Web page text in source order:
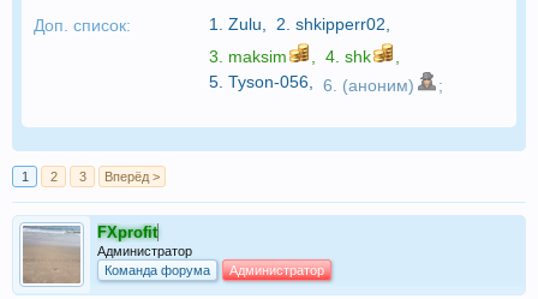
Доп. список:
1. Zulu 2. shkipperr02
3. maksim 4. shk
5. Tyson-056 6. (аноним) ;
1 2 3 Вперёд >
FXprofit
Администратор
Команда форума
Администратор